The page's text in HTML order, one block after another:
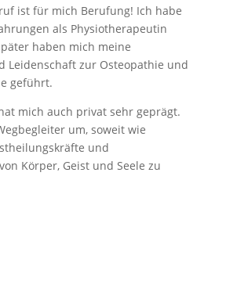
ist für mich Berufung! Ich habe
als Physiotherapeutin
haben mich meine
Leidenschaft zur Osteopathie und
geführt.
mich auch privat sehr geprägt.
um, soweit wie
und
Körper, Geist und Seele zu